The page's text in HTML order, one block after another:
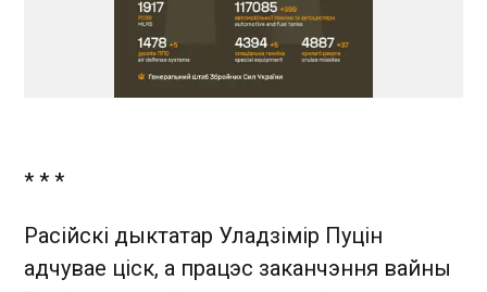
* * *
Расійскі дыктатар Уладзімір Пуцін
адчувае ціск, а працэс заканчэння вайны